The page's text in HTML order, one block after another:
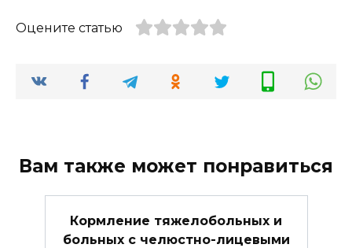
Оцените статью
Вам также может понравиться
Кормление тяжелобольных и
больных с челюстно-лицевыми